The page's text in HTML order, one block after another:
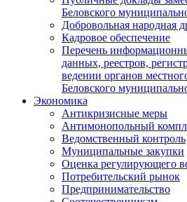
Беловского
Добровольная народная
Кадровое обеспечение
Перечень
данных, реестров,
ведении органов
Беловского
Экономика
Антикризисные меры
Антимонопольный
Ведомственный контроль
Муниципальные закупки
Оценка регулирующего
Потребительский рынок
Предпринимательство